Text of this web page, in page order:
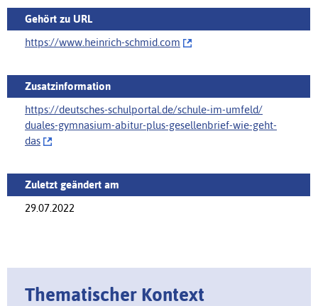
Gehört zu URL
https://‌www.heinrich-schmid.com
Zusatzinformation
https://deutsches-schulportal.de/schule-im-umfeld/‌
duales-gymnasium-abitur-plus-gesellenbrief-wie-geht-
das
Zuletzt geändert am
29.07.2022
Thematischer Kontext